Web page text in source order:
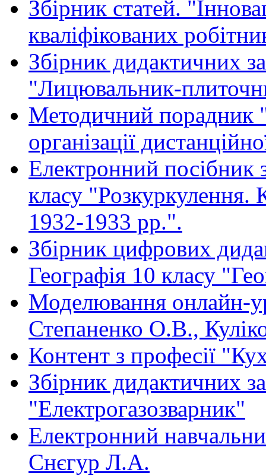
Збірник статей.
кваліфікованих
Збірник дидактичних
"Лицювальник-
Методичний порадник
організації
Електронний посібник
класу "Розкуркулення.
1932-1933 рр.".
Збірник цифрових
Географія 10 класу
Моделювання онлайн-
Степаненко О.В.,
Контент з професії
Збірник дидактичних
"Електрогазозварник"
Електронний
Снєгур Л.А.